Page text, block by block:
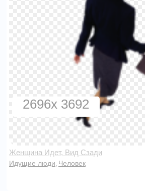
2696x 3692
Женщина Идет, Вид Сзади
Идущие люди Человек